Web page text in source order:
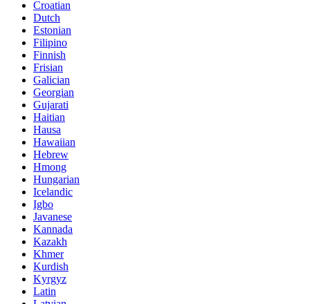
Croatian
Dutch
Estonian
Filipino
Finnish
Frisian
Galician
Georgian
Gujarati
Haitian
Hausa
Hawaiian
Hebrew
Hmong
Hungarian
Icelandic
Igbo
Javanese
Kannada
Kazakh
Khmer
Kurdish
Kyrgyz
Latin